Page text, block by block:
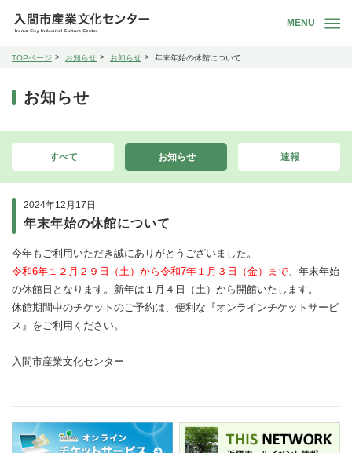
MENU
TOPページ お知らせ お知らせ 年末年始の休館について
お知らせ
すべて お知らせ 速報
2024年12月17日
年末年始の休館について
今年もご利用いただき誠にありがとうございました。
令和6年１２月２９日（土）から令和7年１月３日（金）まで、年末年始
の休館日となります。新年は１月４日（土）から開館いたします。
休館期間中のチケットのご予約は、便利な『オンラインチケットサービ
ス』をご利用ください。
入間市産業文化センター